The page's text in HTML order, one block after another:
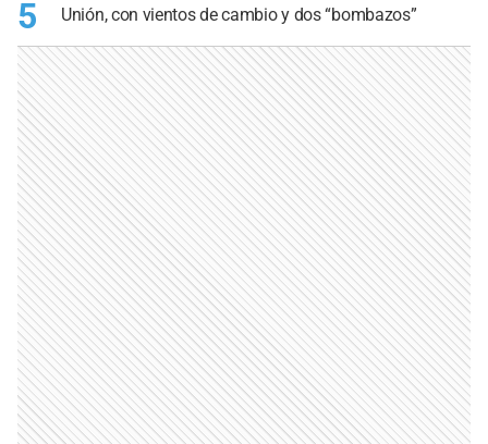
5 Unión, con vientos de cambio y dos “bombazos”